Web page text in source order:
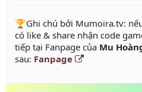
️🏆Ghi chú bởi Mumoira.tv:
có like & share nhận code
tiếp tại Fanpage của Mu
sau: Fanpage